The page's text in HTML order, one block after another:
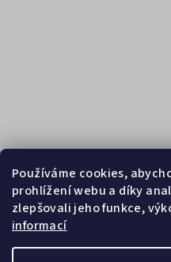
Používáme cookies,
prohlížení webu a díky
zlepšovali jeho funkce,
informací